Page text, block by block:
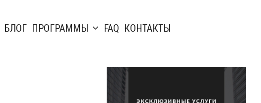
БЛОГ ПРОГРАММЫ FAQ КОНТАКТЫ